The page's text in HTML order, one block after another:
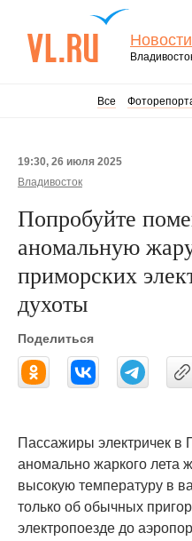
Новости
Все
19:30, 26 июля 2025
Владивосток
Попробуйте
аномальную
приморских
духоты
Поделиться
Пассажиры электричек
аномально жаркого лета
высокую температуру в
только об обычных
электропоезде до